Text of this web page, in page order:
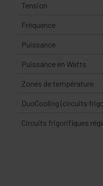
Tension
Fréquence
Puissance
Puissance en Watts
Zones de température
DuoCooling (circuits
Circuits frigorifiques